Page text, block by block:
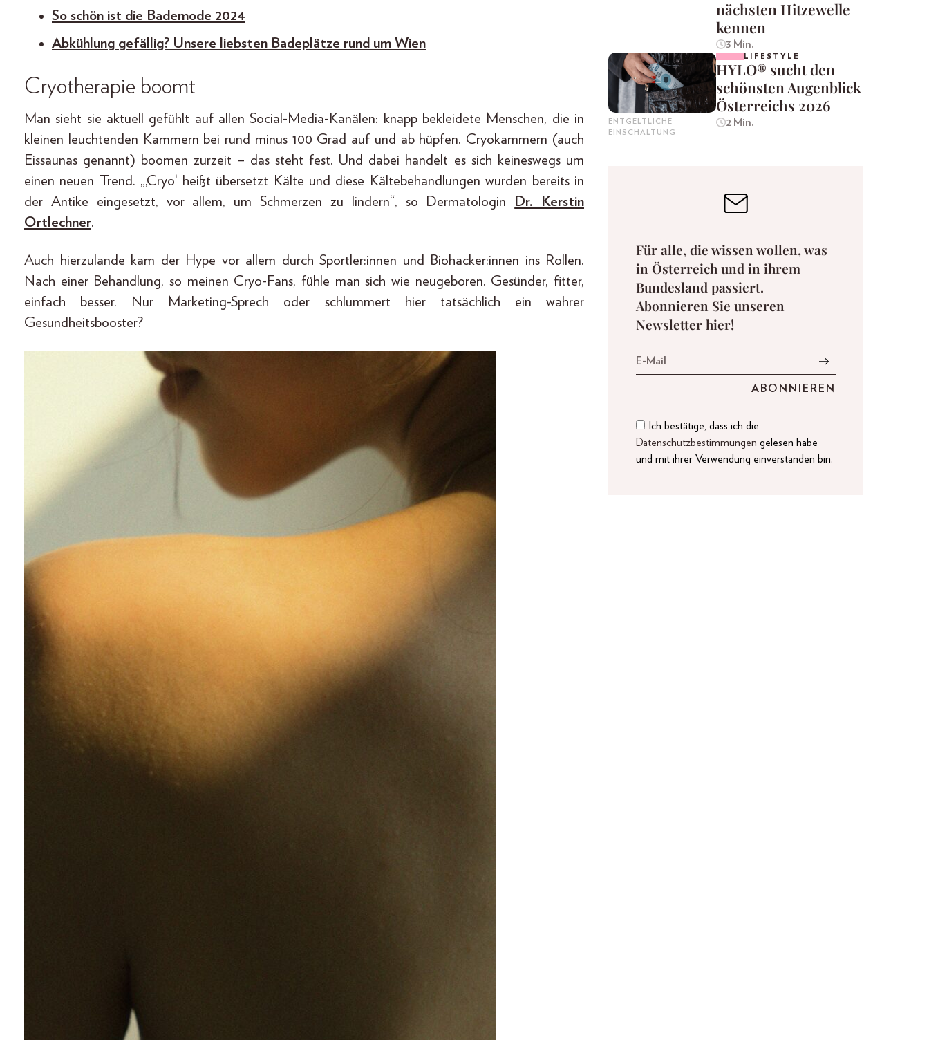
So schön ist die Bademode 2024
Abkühlung gefällig? Unsere liebsten Badeplätze rund um Wien
Cryotherapie boomt
Man sieht sie aktuell gefühlt auf allen Social-Media-Kanälen: knapp bekleidete Menschen, die in
kleinen leuchtenden Kammern bei rund minus 100 Grad auf und ab hüpfen. Cryokammern (auch
Eissaunas genannt) boomen zurzeit – das steht fest. Und dabei handelt es sich keineswegs um
einen neuen Trend. „‚Cryo‘ heißt übersetzt Kälte und diese Kältebehandlungen wurden bereits in
der Antike eingesetzt, vor allem, um Schmerzen zu lindern“, so Dermatologin Dr. Kerstin
Ortlechner.
Auch hierzulande kam der Hype vor allem durch Sportler:innen und Biohacker:innen ins Rollen.
Nach einer Behandlung, so meinen Cryo-Fans, fühle man sich wie neugeboren. Gesünder, fitter,
einfach besser. Nur Marketing-Sprech oder schlummert hier tatsächlich ein wahrer
Gesundheitsbooster?
nächsten Hitzewelle
kennen
3 Min.
ENTGELTLICHE
EINSCHALTUNG
LIFESTYLE
HYLO® sucht den
schönsten Augenblick
Österreichs 2026
2 Min.
Für alle, die wissen wollen, was
in Österreich und in ihrem
Bundesland passiert.
Abonnieren Sie unseren
Newsletter hier!
Ich bestätige, dass ich die
Datenschutzbestimmungen gelesen habe
und mit ihrer Verwendung einverstanden bin.